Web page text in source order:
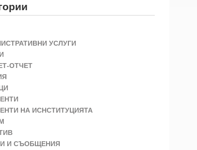
УСЛУГИ
ОТЧЕТ
НА ИСНСТИТУЦИЯТА
И СЪОБЩЕНИЯ